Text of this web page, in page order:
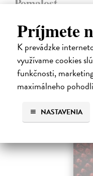
Príjmete
K prevádzke
využívame cookies
funkčnosti,
maximálneho
NASTAVENIA
Pomalost, chronologicky
napsaných francouzsky,
Kareninové. Vydávání
uzavírá.
Na sklade
14,73 €